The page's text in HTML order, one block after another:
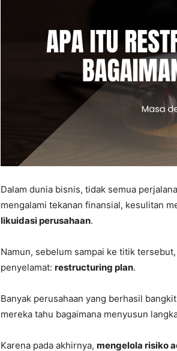
Dalam dunia bisnis, tidak semua
mengalami tekanan finansial, kesulitan
likuidasi perusahaan.
Namun, sebelum sampai ke titik
penyelamat: restructuring plan.
Banyak perusahaan yang berhasil
mereka tahu bagaimana menyusun
Karena pada akhirnya, mengelola risiko